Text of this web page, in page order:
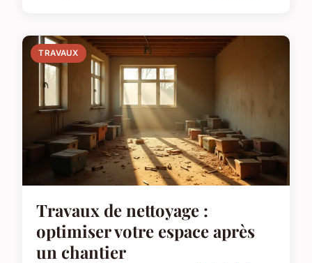
TRAVAUX
Travaux de nettoyage :
optimiser votre espace après
un chantier